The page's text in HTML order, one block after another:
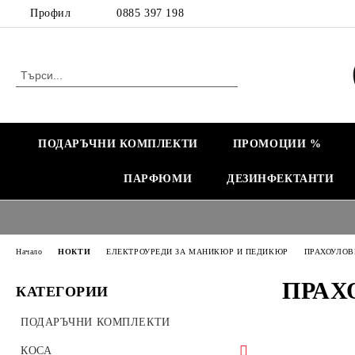
Профил 0885 397 198
ПОДАРЪЧНИ КОМПЛЕКТИ ПРОМОЦИИ %
ПАРФЮМИ ДЕЗИНФЕКТАНТИ
КАТЕГОРИИ
ПОДАРЪЧНИ КОМПЛЕКТИ
КОСА
Начало НОКТИ ЕЛЕКТРОУРЕДИ ЗА МАНИКЮР И ПЕДИКЮР